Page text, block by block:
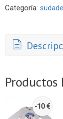
Categoría:
Productos
-10 €